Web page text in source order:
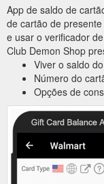
App de saldo de
de cartão de
e usar o verificador
Club Demon Shop
Viver o saldo
Número do
Opções de